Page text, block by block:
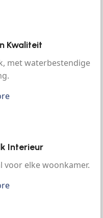
Kwaliteit
met waterbestendige
Interieur
voor elke woonkamer.